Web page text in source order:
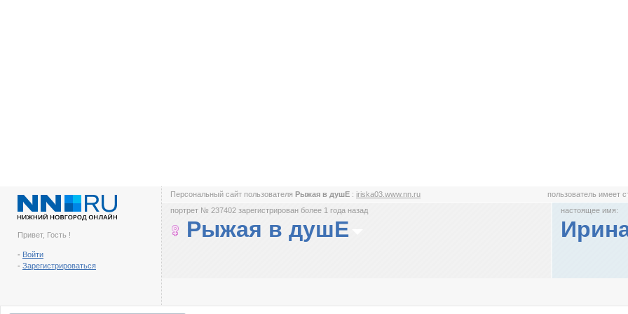
Привет, Гость !
- Войти
- Зарегистрироваться
Персональный сайт пользователя Рыжая в душЕ : iriska03.www.nn.ru пользователь имеет
портрет № 237402 зарегистрирован более 1 года назад
Рыжая в душЕ
настоящее имя: